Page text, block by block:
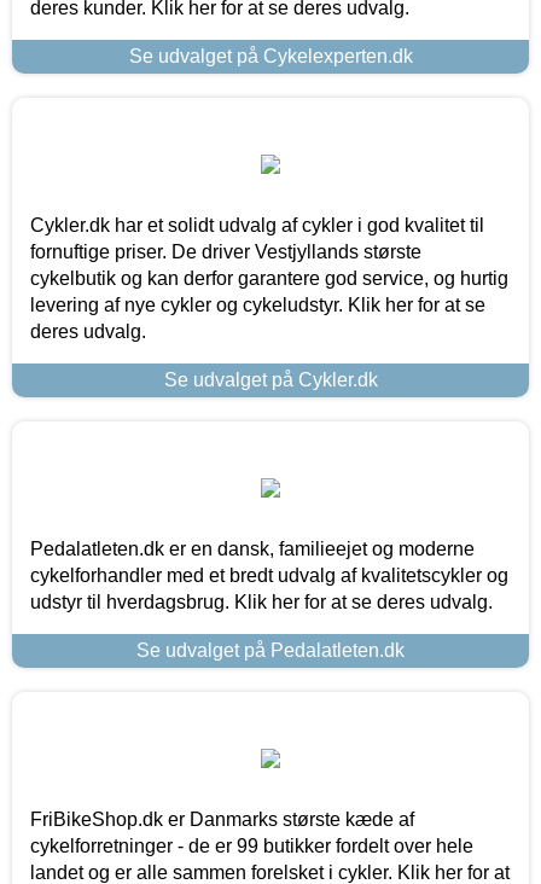
deres kunder. Klik her for at se deres udvalg.
Se udvalget på Cykelexperten.dk
Cykler.dk har et solidt udvalg af cykler i god kvalitet til
fornuftige priser. De driver Vestjyllands største
cykelbutik og kan derfor garantere god service, og hurtig
levering af nye cykler og cykeludstyr. Klik her for at se
deres udvalg.
Se udvalget på Cykler.dk
Pedalatleten.dk er en dansk, familieejet og moderne
cykelforhandler med et bredt udvalg af kvalitetscykler og
udstyr til hverdagsbrug. Klik her for at se deres udvalg.
Se udvalget på Pedalatleten.dk
FriBikeShop.dk er Danmarks største kæde af
cykelforretninger - de er 99 butikker fordelt over hele
landet og er alle sammen forelsket i cykler. Klik her for at